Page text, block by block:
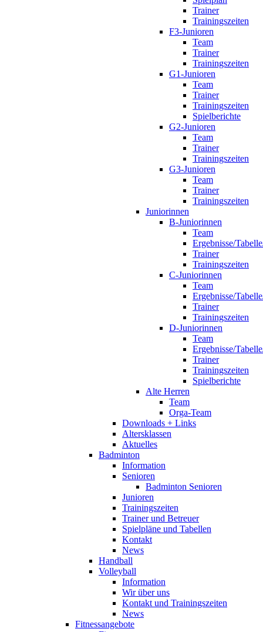
Trainer
Trainingszeiten
F3-Junioren
Team
Trainer
Trainingszeiten
G1-Junioren
Team
Trainer
Trainingszeiten
Spielberichte
G2-Junioren
Team
Trainer
Trainingszeiten
G3-Junioren
Team
Trainer
Trainingszeiten
Juniorinnen
B-Juniorinnen
Team
Ergebnisse/
Trainer
Trainingszeiten
C-Juniorinnen
Team
Ergebnisse/
Trainer
Trainingszeiten
D-Juniorinnen
Team
Ergebnisse/
Trainer
Trainingszeiten
Spielberichte
Alte Herren
Team
Orga-Team
Downloads + Links
Altersklassen
Aktuelles
Badminton
Information
Senioren
Badminton Senioren
Junioren
Trainingszeiten
Trainer und Betreuer
Spielpläne und Tabellen
Kontakt
News
Handball
Volleyball
Information
Wir über uns
Kontakt und Trainingszeiten
News
Fitnessangebote